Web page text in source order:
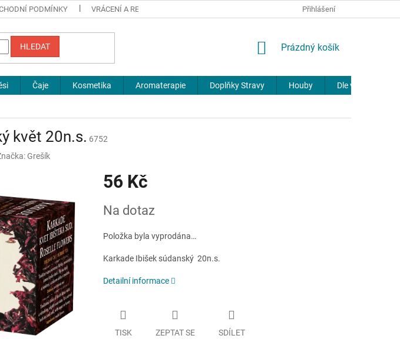
PODMÍNKY VRÁCENÍ A REKLAMACE JOURNAL
Přihlášení
HLEDAT
NÁKUPNÍ
Prázdný košík
Čaje Kosmetika Aromaterapie Doplňky Stravy Houby Dle výrobců
květ 20n.s. 6752
Grešík
56 Kč
cena:
Na dotaz
Položka byla vyprodána…
Karkade Ibišek súdanský 20n.s.
Detailní informace
TISK ZEPTAT SE SDÍLET